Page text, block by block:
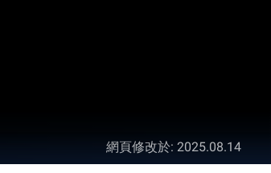
網頁修改於: 2025.08.14